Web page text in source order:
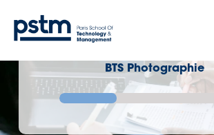
BTS Photographie